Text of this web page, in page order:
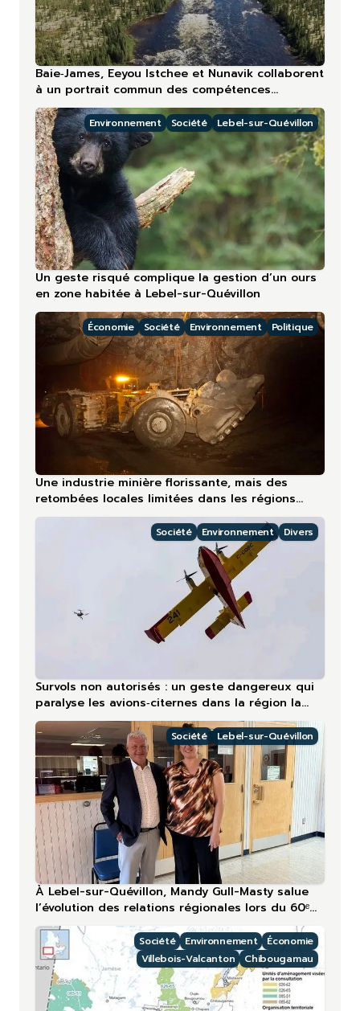
Baie‑James, Eeyou Istchee et Nunavik collaborent
à un portrait commun des compétences
touristiques
Environnement Société Lebel-sur-Quévillon
Un geste risqué complique la gestion d’un ours
en zone habitée à Lebel-sur-Quévillon
Économie Société Environnement Politique
Une industrie minière florissante, mais des
retombées locales limitées dans les régions
nordiques
Société Environnement Divers
Survols non autorisés : un geste dangereux qui
paralyse les avions‑citernes dans la région la
plus touchée en 2026
Société Lebel-sur-Quévillon
À Lebel-sur-Quévillon, Mandy Gull-Masty salue
l’évolution des relations régionales lors du 60ᵉ
anniversaire
Société Environnement
Économie
Villebois-Valcanton
Chibougamau